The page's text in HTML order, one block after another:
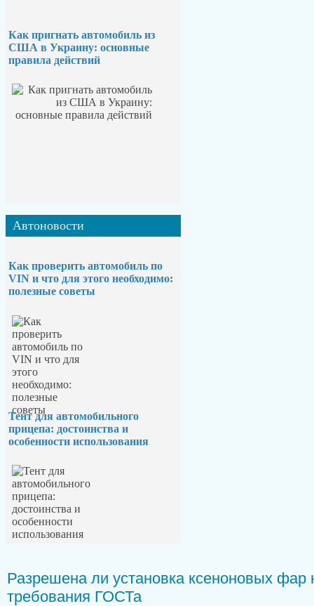
Как пригнать автомобиль из
США в Украину: основные
правила действий
Автоновости
Как проверить автомобиль по
VIN и что для этого необходимо:
полезные советы
Тент для автомобильного
прицепа: достоинства и
особенности использования
Разрешена ли установка ксеноновых фар
требования ГОСТа